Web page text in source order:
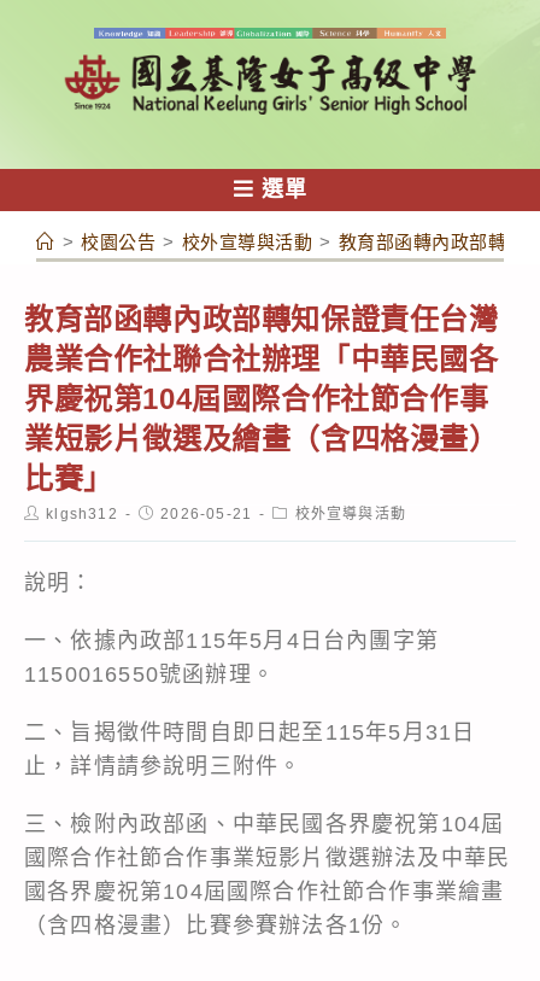
容
選單
> 校園公告 > 校外宣導與活動 > 教育部函轉內政部轉知
教育部函轉內政部轉知保證責任台灣
農業合作社聯合社辦理「中華民國各
界慶祝第104屆國際合作社節合作事
業短影片徵選及繪畫（含四格漫畫）
比賽」
Postklgsh312
Post2026-05-21
Post校外宣導與活動
說明：
一、依據內政部115年5月4日台內團字第
1150016550號函辦理。
二、旨揭徵件時間自即日起至115年5月31日
止，詳情請參說明三附件。
三、檢附內政部函、中華民國各界慶祝第104屆
國際合作社節合作事業短影片徵選辦法及中華民
國各界慶祝第104屆國際合作社節合作事業繪畫
（含四格漫畫）比賽參賽辦法各1份。